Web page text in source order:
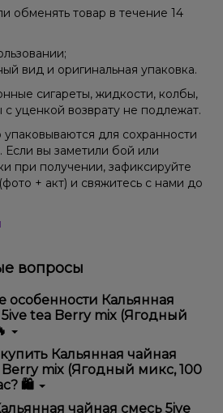
обменять товар в течение 14
вид и оригинальная упаковка.
сигареты, жидкости, колбы,
уценкой возврату не подлежат.
упаковываются для сохранности
Если вы заметили бой или
при получении, зафиксируйте
+ акт) и свяжитесь с нами до
вопросы
особенности Кальянная
tea Berry mix (Ягодный
смесь 5ive tea Berry mix (Ягодный
высоким качеством,
и надежностью.
Кальянная чайная
Berry mix (Ягодный микс, 100
🛍️
оригинальную продукцию,
чайная смесь 5ive